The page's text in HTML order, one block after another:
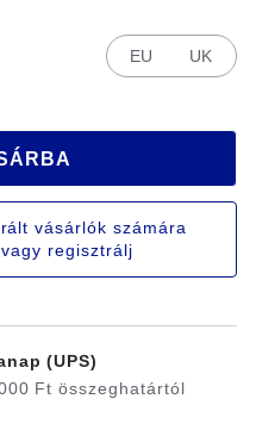
EU UK
vásárlók számára
regisztrálj
(UPS)
Ft összeghatártól